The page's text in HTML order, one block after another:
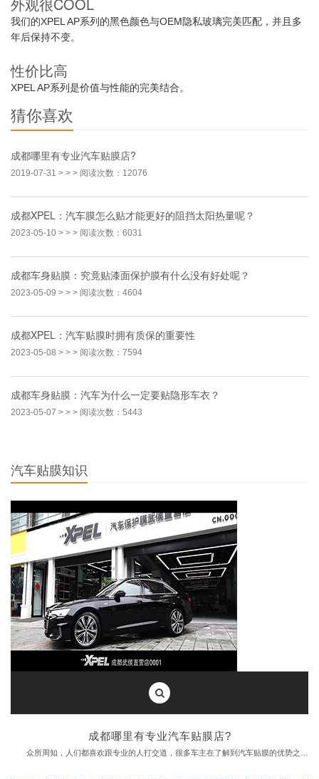
我们的XPEL AP系列的黑色颜色与OEM隐私玻璃完美匹配，并且多
年后保持不变。
性价比高
XPEL AP系列是价值与性能的完美结合。
猜你喜欢
成都哪里有专业汽车贴膜店?
2019-07-31 > > > 阅读次数：12076
成都XPEL：汽车膜怎么贴才能更好的阻挡太阳热量呢？
2023-05-10 > > > 阅读次数：6031
成都车身贴膜：究竟贴漆面保护膜有什么没有好处呢？
2023-05-09 > > > 阅读次数：4604
成都XPEL：汽车贴膜时拥有质保的重要性
2023-05-08 > > > 阅读次数：7594
成都车身贴膜：汽车为什么一定要贴隐形车衣？
2023-05-07 > > > 阅读次数：5443
汽车贴膜知识
成都哪里有专业汽车贴膜店?